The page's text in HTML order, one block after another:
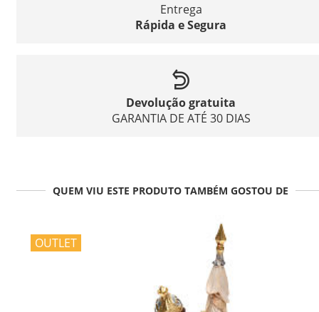
Entrega
Rápida e Segura
Devolução gratuita
GARANTIA DE ATÉ 30 DIAS
QUEM VIU ESTE PRODUTO TAMBÉM GOSTOU DE
OUTLET